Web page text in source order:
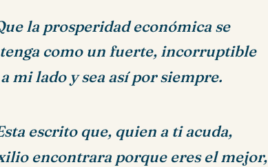
la prosperidad económica se
como un fuerte, incorruptible
a milado y sea así por siempre.
escrito que, quien a ti acuda,
encontrara porque eres el mejor,